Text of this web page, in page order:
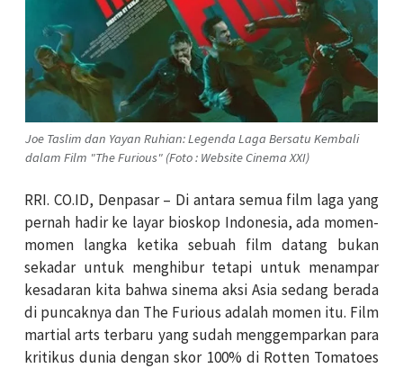
Joe Taslim dan Yayan Ruhian: Legenda Laga Bersatu Kembali
dalam Film "The Furious" (Foto : Website Cinema XXI)
RRI. CO.ID, Denpasar – Di antara semua film laga yang
pernah hadir ke layar bioskop Indonesia, ada momen-
momen langka ketika sebuah film datang bukan
sekadar untuk menghibur tetapi untuk menampar
kesadaran kita bahwa sinema aksi Asia sedang berada
di puncaknya dan The Furious adalah momen itu. Film
martial arts terbaru yang sudah menggemparkan para
kritikus dunia dengan skor 100% di Rotten Tomatoes